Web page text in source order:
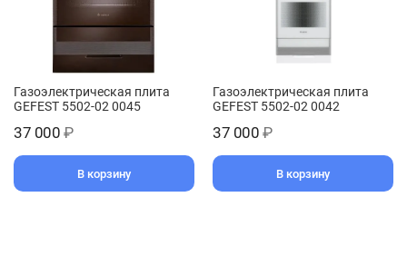
Газоэлектрическая плита
GEFEST 5502-02 0045
37 000 ₽
В корзину
Газоэлектрическая плита
GEFEST 5502-02 0042
37 000 ₽
В корзину